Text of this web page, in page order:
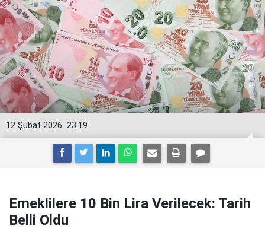
23:19
12 Şubat 2026
Emeklilere 10 Bin Lira Verilecek: Tarih
Belli Oldu